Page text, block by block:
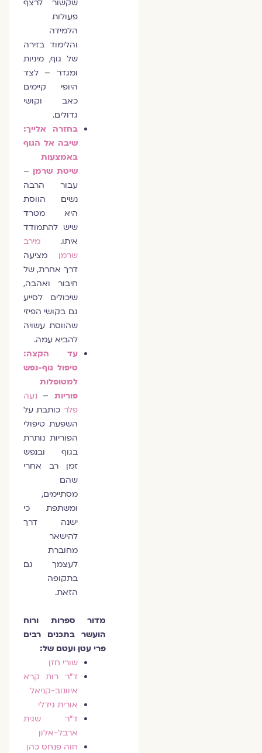
שקשור לרצף
פעולות
הלמידה
והלימוד בזירה
של גוף, מיניות
ומגדר – לצד
היופי קיימים
כאב וקושי
גדולים.
בחזרה אלייך:
שיבה אל הגוף
באמצעות
שיטת שרמן –
עבור הרבה
נשים הווסת
היא מטרד
שיש להתמודד
איתו.
מירב
שרמןמציעה
דרך אחרת, של
חיבור ואהבה,
שיכולים לסייע
גם בקושי הפיזי
שהווסת עשויה
להביא עמה.
עד הקצה:
טיפול גוף-נפש
למטופלות
פוריות – נעה
פלרכותבת על
השפעת טיפולי
הפוריות נותרת
בגוף ובנפש
זמן רב אחרי
שהם
מסתיימים,
ומשתפת כי
ישנה דרך
להישאר
מחוברת
לעצמך גם
בתקופה
הזאת.
מדור ספרות ורוח
הועשר בתכנים רבים
פרי עטן ועטם של:
שורי חזן
ד"ר רות קרא
איוונוב-קניאל
אורית גידלי
ד"ר שגית
ארבל-אלון
חוה פנחס כהן